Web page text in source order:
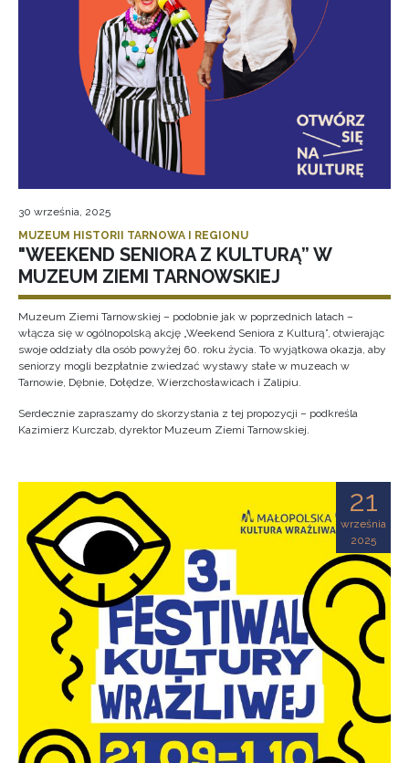
30 września, 2025
MUZEUM HISTORII TARNOWA I REGIONU
"WEEKEND SENIORA Z KULTURĄ” W
MUZEUM ZIEMI TARNOWSKIEJ
Muzeum Ziemi Tarnowskiej – podobnie jak w poprzednich latach –
włącza się w ogólnopolską akcję „Weekend Seniora z Kulturą”, otwierając
swoje oddziały dla osób powyżej 60. roku życia. To wyjątkowa okazja, aby
seniorzy mogli bezpłatnie zwiedzać wystawy stałe w muzeach w
Tarnowie, Dębnie, Dołędze, Wierzchosławicach i Zalipiu.
Serdecznie zapraszamy do skorzystania z tej propozycji – podkreśla
Kazimierz Kurczab, dyrektor Muzeum Ziemi Tarnowskiej.
21
września
2025